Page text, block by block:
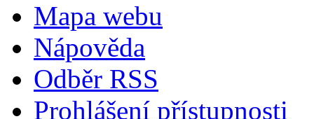
Mapa webu
Nápověda
Odběr RSS
Prohlášení přístupnosti